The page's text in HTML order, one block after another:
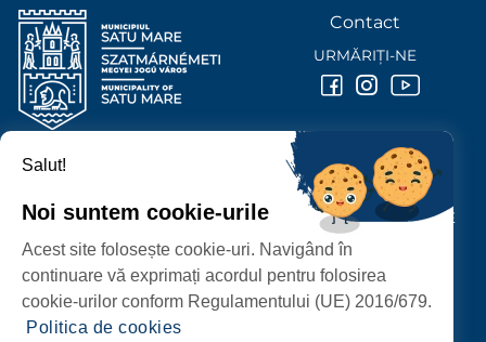
PROTECȚIA DATELOR PERSONALE
PRIMĂRIA MUNICIPIULUI
P-ȚA 25 OCTOMBRIE, NR. 1 CORP M, 440026 SATU MARE
Contact
URMĂRIȚI-NE
Salut!
Noi suntem cookie-urile
Acest site folosește cookie-uri. Navigând în
continuare vă exprimați acordul pentru folosirea
cookie-urilor conform Regulamentului (UE) 2016/679.
Politica de cookies